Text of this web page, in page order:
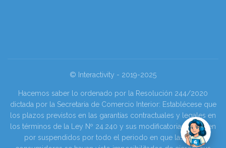
© Interactivity - 2019-2025
Hacemos saber lo ordenado por la Resolución 244/2020
dictada por la Secretaria de Comercio Interior: Establécese que
los plazos previstos en las garantías contractuales y legales en
los términos de la Ley Nº 24.240 y sus modificatorias se tienen
por suspendidos por todo el periodo en que las y los